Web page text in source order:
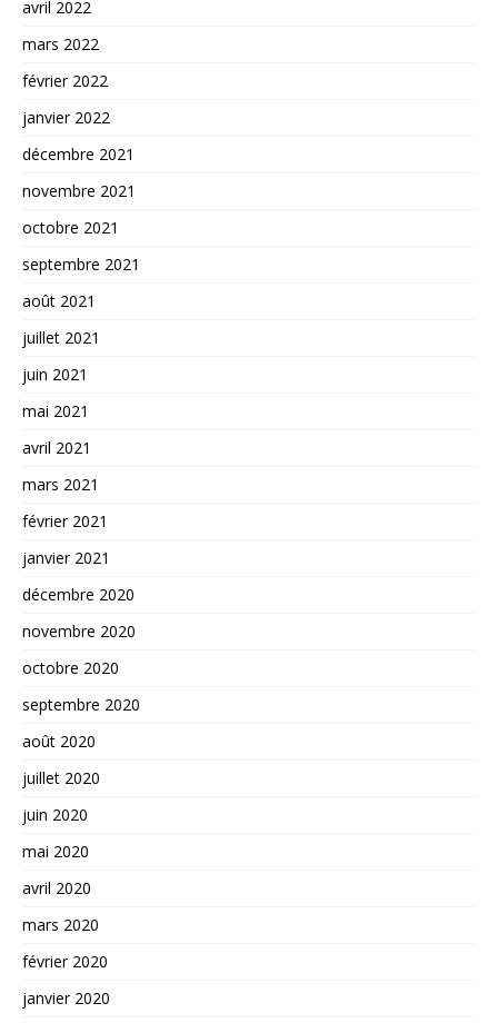
avril 2022
mars 2022
février 2022
janvier 2022
décembre 2021
novembre 2021
octobre 2021
septembre 2021
août 2021
juillet 2021
juin 2021
mai 2021
avril 2021
mars 2021
février 2021
janvier 2021
décembre 2020
novembre 2020
octobre 2020
septembre 2020
août 2020
juillet 2020
juin 2020
mai 2020
avril 2020
mars 2020
février 2020
janvier 2020